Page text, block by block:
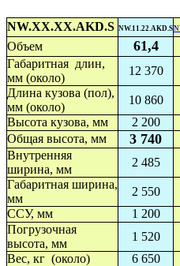
NW.XX.XX.AKD.S NW.11.22.AKD.S
Объем 61,4
Габаритная длин,
мм (около)
12 370
Длина кузова (пол),
мм (около)
10 860
Высота кузова, мм
2 200
Общая высота, мм
3 740
Внутренняя
ширина, мм
2 485
Габаритная ширина,
мм
2 550
ССУ, мм
1 200
Погрузочная
высота, мм
1 520
Вес, кг (около)
6 650